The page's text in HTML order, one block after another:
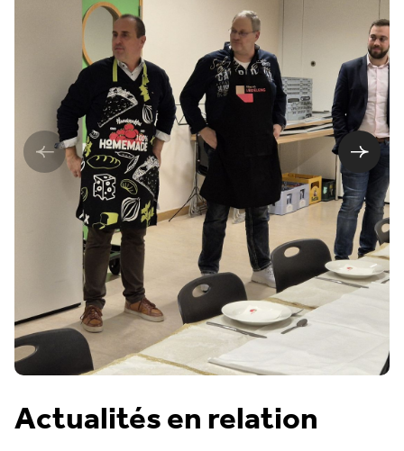
Actualités en relation